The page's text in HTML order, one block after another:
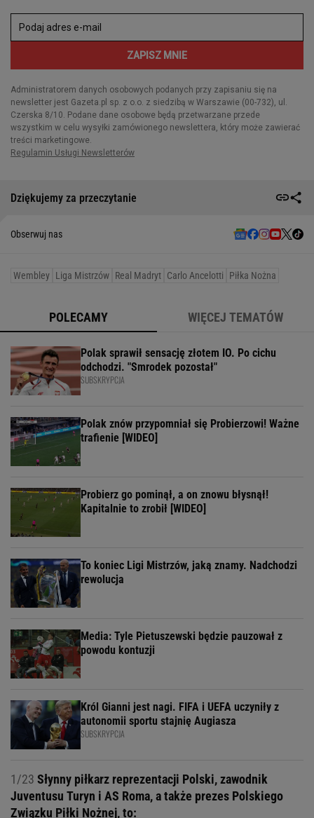
Dziękujemy za przeczytanie
Obserwuj nas
Wembley Liga Mistrzów Real Madryt Carlo Ancelotti Piłka Nożna
POLECAMY WIĘCEJ TEMATÓW
Polak sprawił sensację złotem IO. Po cichu
odchodzi. "Smrodek pozostał"
SUBSKRYPCJA
Polak znów przypomniał się Probierzowi! Ważne
trafienie [WIDEO]
Probierz go pominął, a on znowu błysnął!
Kapitalnie to zrobił [WIDEO]
To koniec Ligi Mistrzów, jaką znamy. Nadchodzi
rewolucja
Media: Tyle Pietuszewski będzie pauzował z
powodu kontuzji
Król Gianni jest nagi. FIFA i UEFA uczyniły z
autonomii sportu stajnię Augiasza
SUBSKRYPCJA
1/23 Słynny piłkarz reprezentacji Polski, zawodnik
Juventusu Turyn i AS Roma, a także prezes Polskiego
Związku Piłki Nożnej, to: